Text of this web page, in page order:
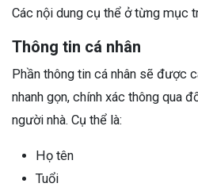
Các nội dung cụ thể ở từng mục
Thông tin cá nhân
Phần thông tin cá nhân sẽ được
nhanh gọn, chính xác thông qua
người nhà. Cụ thể là:
Họ tên
Tuổi